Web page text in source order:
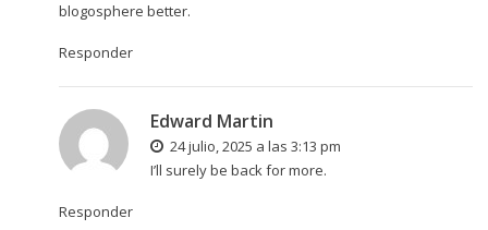
blogosphere better.
Responder
Edward Martin
24 julio, 2025 a las 3:13 pm
I’ll surely be back for more.
Responder